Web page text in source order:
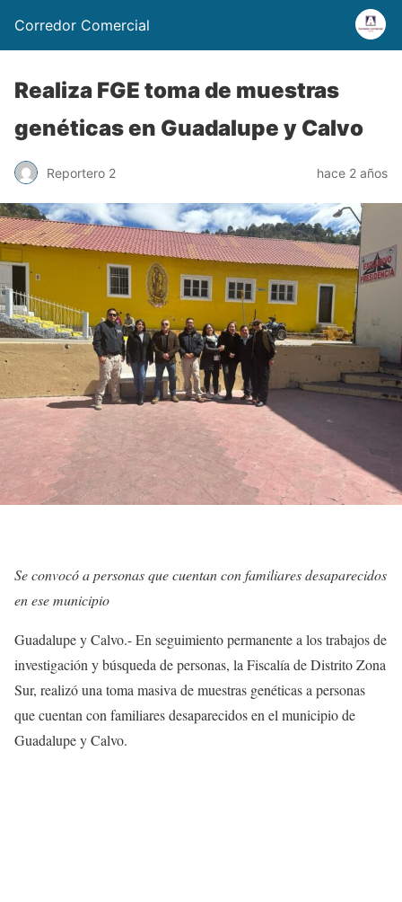
Corredor Comercial
Realiza FGE toma de muestras
genéticas en Guadalupe y Calvo
Reportero 2 hace 2 años
Se convocó a personas que cuentan con familiares desaparecidos
en ese municipio
Guadalupe y Calvo.- En seguimiento permanente a los trabajos de
investigación y búsqueda de personas, la Fiscalía de Distrito Zona
Sur, realizó una toma masiva de muestras genéticas a personas
que cuentan con familiares desaparecidos en el municipio de
Guadalupe y Calvo.